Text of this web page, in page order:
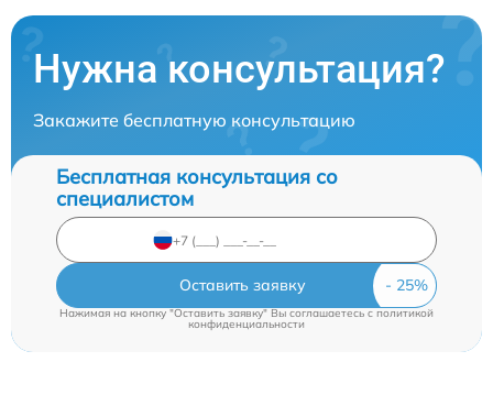
Нужна консультация?
Закажите бесплатную консультацию
Бесплатная консультация со
специалистом
Оставить заявку
Нажимая на кнопку "Оставить заявку" Вы соглашаетесь cполитикой
конфиденциальности